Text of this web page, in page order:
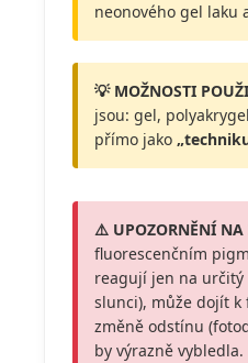
neonového gel laku
💡 MOŽNOSTI
jsou: gel,
přímo jako
⚠️ UPOZORNĚNÍ NA
fluorescenčním
reagují jen na určitý
slunci), může dojít
změně odstínu
by výrazně vybledla.